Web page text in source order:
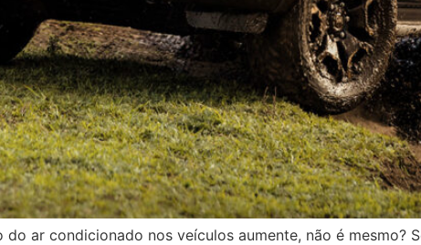
ar condicionado nos veículos aumente, não é mesmo?